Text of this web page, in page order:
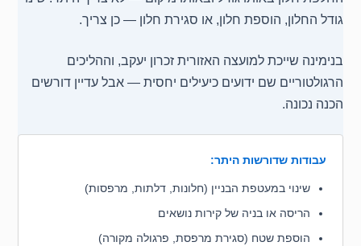
גודל החלון, הוספת חלון, או סגירת חלון — כן צריך.
בנימינה שייכת למועצה האזורית זכרון יעקב, וההליכים
הרגולטוריים שם ידועים כיעילים יחסית — אבל עדיין דורשים
הכנה נכונה.
עבודות שדורשות היתר:
שינוי במעטפת הבניין (חלונות, דלתות, מרפסות)
הריסה או בניה של קירות נושאים
הוספת שטח (סגירת מרפסת, פרגולה מקורה)